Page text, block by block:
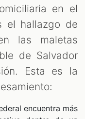
en el
el hallazgo de
las maletas
de Salvador
Esta es la
encuentra más